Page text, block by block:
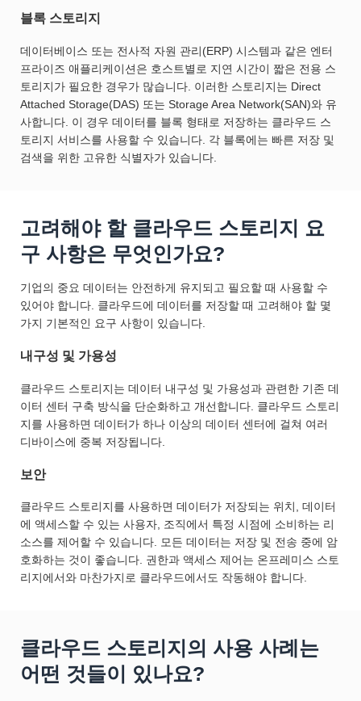
블록 스토리지
데이터베이스 또는 전사적 자원 관리(ERP) 시스템과 같은 엔터
프라이즈 애플리케이션은 호스트별로 지연 시간이 짧은 전용 스
토리지가 필요한 경우가 많습니다. 이러한 스토리지는 Direct
Attached Storage(DAS) 또는 Storage Area Network(SAN)와 유
사합니다. 이 경우 데이터를 블록 형태로 저장하는 클라우드 스
토리지 서비스를 사용할 수 있습니다. 각 블록에는 빠른 저장 및
검색을 위한 고유한 식별자가 있습니다.
고려해야 할 클라우드 스토리지 요
구 사항은 무엇인가요?
기업의 중요 데이터는 안전하게 유지되고 필요할 때 사용할 수
있어야 합니다. 클라우드에 데이터를 저장할 때 고려해야 할 몇
가지 기본적인 요구 사항이 있습니다.
내구성 및 가용성
클라우드 스토리지는 데이터 내구성 및 가용성과 관련한 기존 데
이터 센터 구축 방식을 단순화하고 개선합니다. 클라우드 스토리
지를 사용하면 데이터가 하나 이상의 데이터 센터에 걸쳐 여러
디바이스에 중복 저장됩니다.
보안
클라우드 스토리지를 사용하면 데이터가 저장되는 위치, 데이터
에 액세스할 수 있는 사용자, 조직에서 특정 시점에 소비하는 리
소스를 제어할 수 있습니다. 모든 데이터는 저장 및 전송 중에 암
호화하는 것이 좋습니다. 권한과 액세스 제어는 온프레미스 스토
리지에서와 마찬가지로 클라우드에서도 작동해야 합니다.
클라우드 스토리지의 사용 사례는
어떤 것들이 있나요?